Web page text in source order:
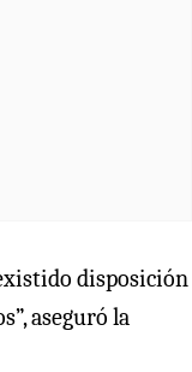
disposición
aseguró la